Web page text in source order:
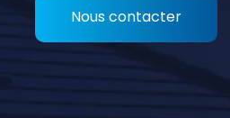
Nous contacter